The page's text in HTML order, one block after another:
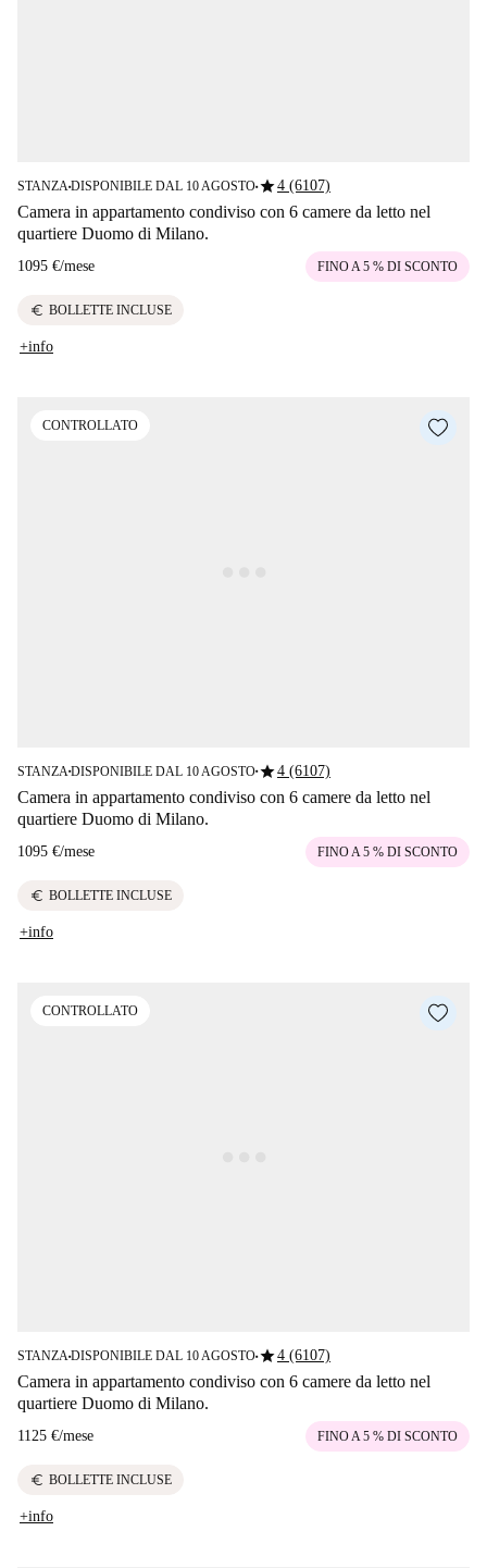
STANZA■DISPONIBILE DAL 10 AGOSTO■star4 (6107)
Camera in appartamento condiviso con 6 camere da letto nel
quartiere Duomo di Milano.
1095 €/mese FINO A 5 % DI SCONTO
euro BOLLETTE INCLUSE
+info
CONTROLLATO
STANZA ■DISPONIBILE DAL 10 AGOSTO■star4 (6107)
Camera in appartamento condiviso con 6 camere da letto nel
quartiere Duomo di Milano.
1095 €/mese FINO A 5 % DI SCONTO
euro BOLLETTE INCLUSE
+info
CONTROLLATO
STANZA■DISPONIBILE DAL 10 AGOSTO■star4 (6107)
Camera in appartamento condiviso con 6 camere da letto nel
quartiere Duomo di Milano.
1125 €/mese FINO A 5 % DI SCONTO
euro BOLLETTE INCLUSE
+info